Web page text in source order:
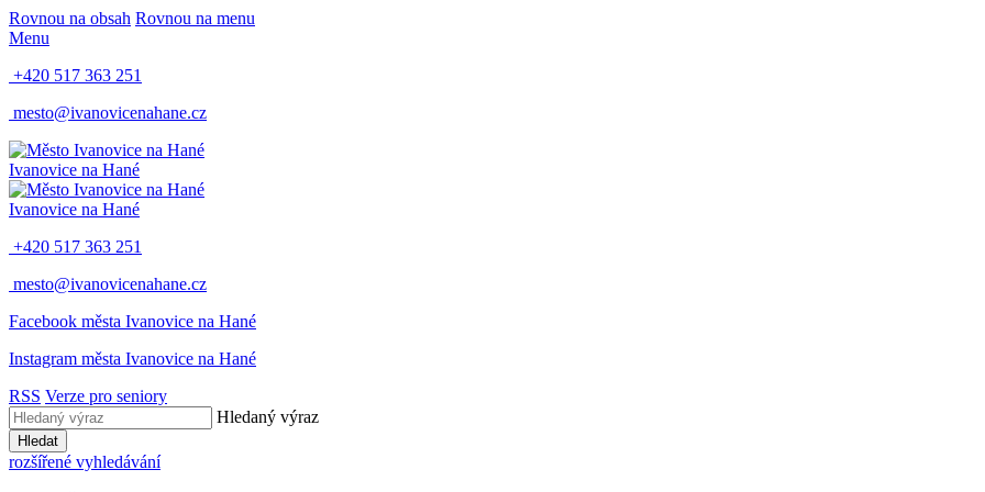
Rovnou na obsah Rovnou na menu
Menu
+420 517 363 251
mesto@ivanovicenahane.cz
Ivanovice na Hané
Ivanovice na Hané
+420 517 363 251
mesto@ivanovicenahane.cz
Facebook města Ivanovice na Hané
Instagram města Ivanovice na Hané
RSS Verze pro seniory
Hledaný výraz
Hledat
rozšířené vyhledávání